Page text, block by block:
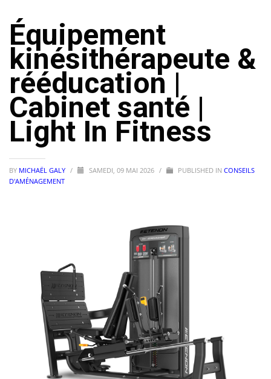
Équipement
kinésithérapeute &
rééducation |
Cabinet santé |
Light In Fitness
BY MICHAËL GALY / SAMEDI, 09 MAI 2026 / PUBLISHED IN CONSEILS
D'AMÉNAGEMENT